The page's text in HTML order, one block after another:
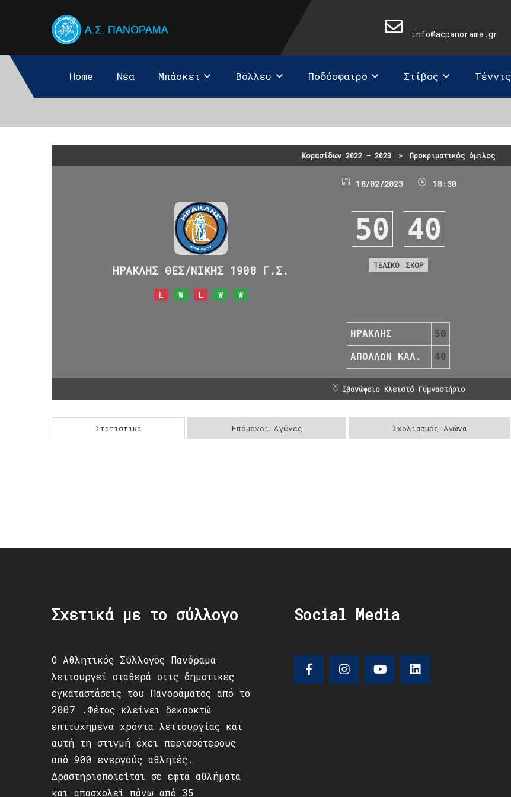
info@acpanorama.gr
Home Νέα Μπάσκετ Βόλλευ Ποδόσφαιρο Στίβος Τέννις
Κορασίδων 2022 – 2023 > Προκριματικός όμιλος
18/02/2023 18:30
ΗΡΑΚΛΗΣ ΘΕΣ/ΝΙΚΗΣ 1908 Γ.Σ.
L W L W W
50 40
ΤΕΛΙΚΟ ΣΚΟΡ
ΗΡΑΚΛΗΣ 50
ΑΠΟΛΛΩΝ ΚΑΛ. 40
Ιβανώφειο Κλειστό Γυμναστήριο
Στατιστικά Επόμενοι Αγώνες Σχολιασμός Αγώνα
Σχετικά με το σύλλογο
Ο Αθλητικός Σύλλογος Πανόραμα
λειτουργεί σταθερά στις δημοτικές
εγκαταστάσεις του Πανοράματος από το
2007 .Φέτος κλείνει δεκαοκτώ
επιτυχημένα χρόνια λειτουργίας και
αυτή τη στιγμή έχει περισσότερους
από 900 ενεργούς αθλητές.
Δραστηριοποιείται σε εφτά αθλήματα
και απασχολεί πάνω από 35
Social Media